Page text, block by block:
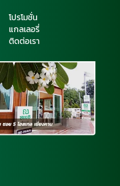
โปรโมชั่น
แกลเลอรี่
ติดต่อเรา